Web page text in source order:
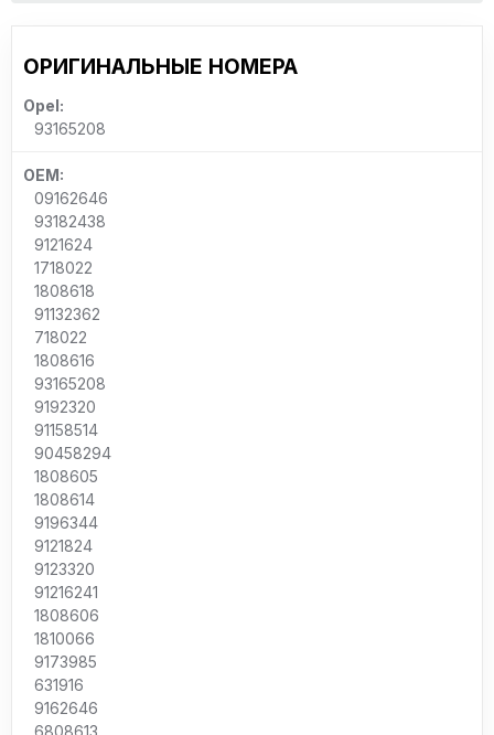
ОРИГИНАЛЬНЫЕ НОМЕРА
Opel:
93165208
OEM:
09162646
93182438
9121624
1718022
1808618
91132362
718022
1808616
93165208
9192320
91158514
90458294
1808605
1808614
9196344
9121824
9123320
91216241
1808606
1810066
9173985
631916
9162646
6808613